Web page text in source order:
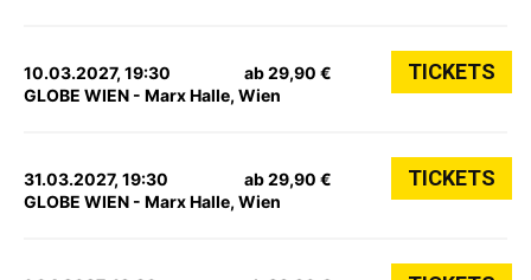
10.03.2027, 19:30
GLOBE WIEN - Marx Halle, Wien
ab 29,90 € TICKETS
31.03.2027, 19:30
GLOBE WIEN - Marx Halle, Wien
ab 29,90 € TICKETS